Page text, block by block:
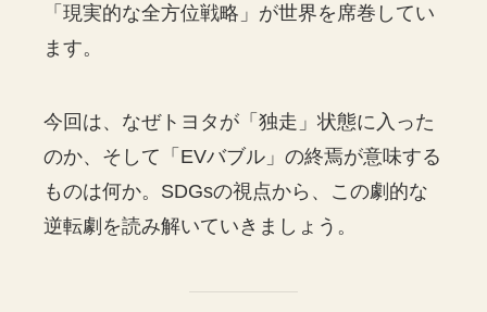
「現実的な全方位戦略」が世界を席巻してい
ます。
今回は、なぜトヨタが「独走」状態に入った
のか、そして「EVバブル」の終焉が意味する
ものは何か。SDGsの視点から、この劇的な
逆転劇を読み解いていきましょう。